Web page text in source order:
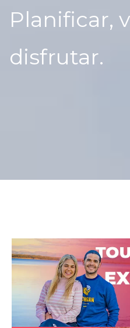
Planificar,
disfrutar.